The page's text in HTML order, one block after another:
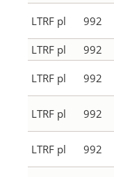
LTRF pl 992
LTRF pl 992
LTRF pl 992
LTRF pl 992
LTRF pl 992